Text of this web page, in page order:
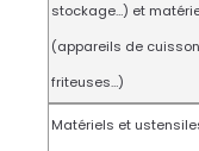
stockage…) et
(appareils de
friteuses…)
Matériels et